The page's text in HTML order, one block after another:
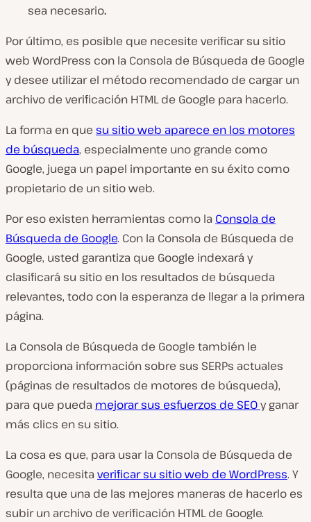
sea necesario.
Por último, es posible que necesite verificar su sitio
web WordPress con la Consola de Búsqueda de Google
y desee utilizar el método recomendado de cargar un
archivo de verificación HTML de Google para hacerlo.
La forma en que su sitio web aparece en los motores
de búsqueda, especialmente uno grande como
Google, juega un papel importante en su éxito como
propietario de un sitio web.
Por eso existen herramientas como la Consola de
Búsqueda de Google. Con la Consola de Búsqueda de
Google, usted garantiza que Google indexará y
clasificará su sitio en los resultados de búsqueda
relevantes, todo con la esperanza de llegar a la primera
página.
La Consola de Búsqueda de Google también le
proporciona información sobre sus SERPs actuales
(páginas de resultados de motores de búsqueda),
para que pueda mejorar sus esfuerzos de SEOy ganar
más clics en su sitio.
La cosa es que, para usar la Consola de Búsqueda de
Google, necesita verificar su sitio web de WordPress. Y
resulta que una de las mejores maneras de hacerlo es
subir un archivo de verificación HTML de Google.